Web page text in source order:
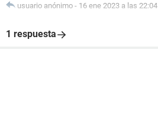
usuario anónimo - 16 ene 2023 a las 22:04
1 respuesta